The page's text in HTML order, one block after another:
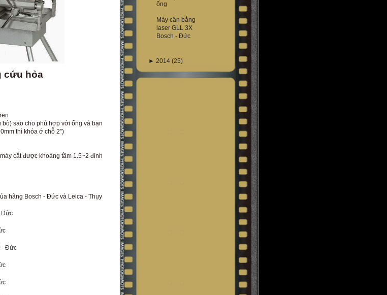
ống
Máy cân bằng
laser GLL 3X
Bosch - Đức
► 2014 (25)
cứu hỏa
sao cho phù hợp với ống và bạn
thì khóa ớ chỗ 2”)
cắt được khoảng tầm 1.5~2 đỉnh
hãng Bosch - Đức và Leica - Thụy
Đức
- Đức